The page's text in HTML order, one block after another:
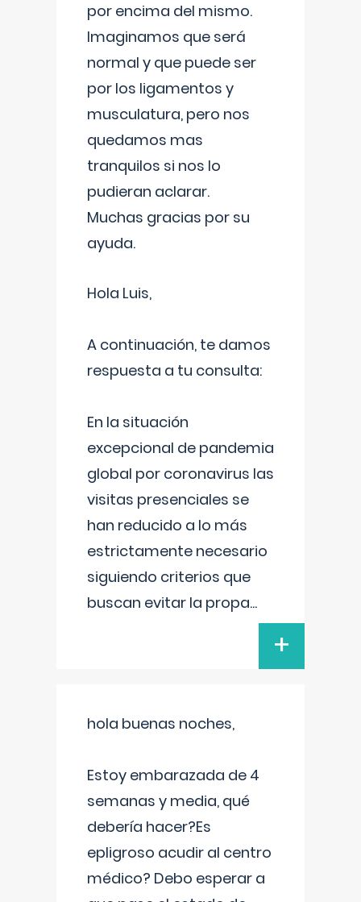
por encima del mismo.
Imaginamos que será
normal y que puede ser
por los ligamentos y
musculatura, pero nos
quedamos mas
tranquilos si nos lo
pudieran aclarar.
Muchas gracias por su
ayuda.
Hola Luis,
A continuación, te damos
respuesta a tu consulta:
En la situación
excepcional de pandemia
global por coronavirus las
visitas presenciales se
han reducido a lo más
estrictamente necesario
siguiendo criterios que
buscan evitar la propa...
+
hola buenas noches,
Estoy embarazada de 4
semanas y media, qué
debería hacer?Es
epligroso acudir al centro
médico? Debo esperar a